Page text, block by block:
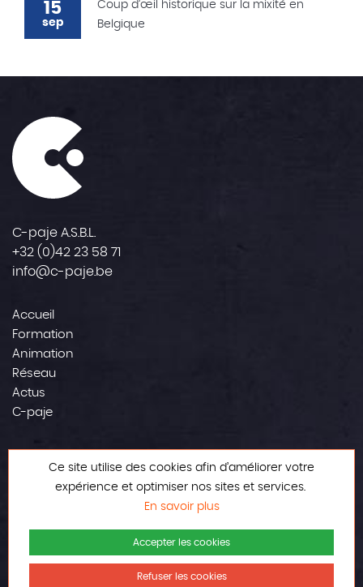
15
sep
Coup d’œil historique sur la mixité en
Belgique
C-paje A.S.B.L.
+32 (0)42 23 58 71
info@c-paje.be
Accueil
Formation
Animation
Réseau
Actus
C-paje
Ce site utilise des cookies afin d’améliorer votre
expérience et optimiser nos sites et services.
En savoir plus
Accepter les cookies
Refuser les cookies